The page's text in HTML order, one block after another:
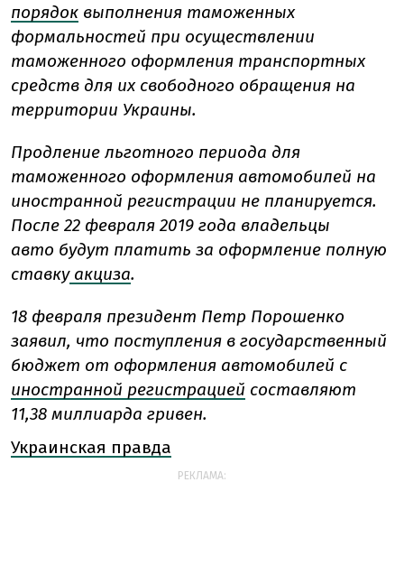
порядок выполнения таможенных
формальностей при осуществлении
таможенного оформления транспортных
средств для их свободного обращения на
территории Украины.
Продление льготного периода для
таможенного оформления автомобилей на
иностранной регистрации не планируется.
После 22 февраля 2019 года владельцы
авто будут платить за оформление полную
ставкуакциза.
18 февраля президент Петр Порошенко
заявил, что поступления в государственный
бюджет от оформления автомобилей с
иностранной регистрацией составляют
11,38 миллиарда гривен.
Украинская правда
РЕКЛАМА: